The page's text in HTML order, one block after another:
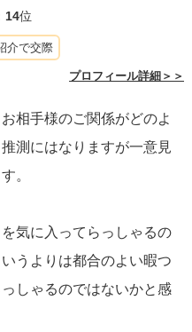
のの、それをどのように
る適切な反応がわからず
す。
は複数が組み合わさって
理を推測することも大事
とってストレスとなるな
方法です。大切なのは、
でいるのかを明確にし、
で彼の答えを聞き、その
ることが重要です。
14位
介で交際
プロフィール詳細＞＞
相手様のご関係がどのよ
測にはなりますが一意見
。
気に入ってらっしゃるの
うよりは都合のよい暇つ
しゃるのではないかと感